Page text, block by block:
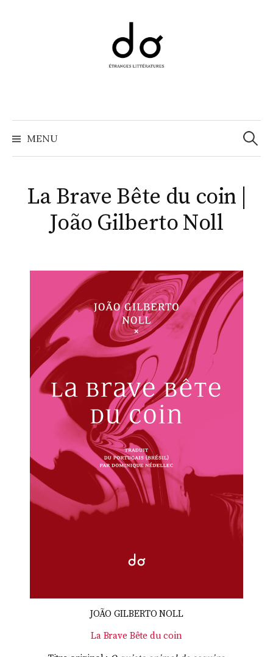
MENU
La Brave Bête du coin |
João Gilberto Noll
JOÃO GILBERTO NOLL
La Brave Bête du coin